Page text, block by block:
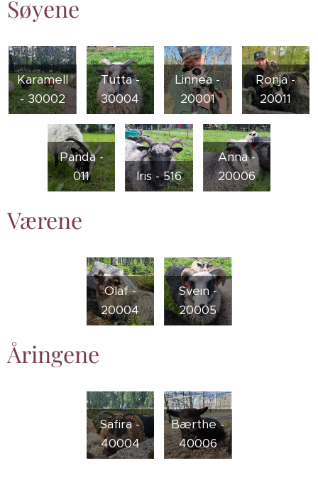
Søyene
Karamell
- 30002
Tutta -
30004
Linnea -
20001
Ronja -
20011
Panda -
011
Iris - 516
Anna -
20006
Værene
Olaf -
20004
Svein -
20005
Åringene
Safira -
40004
Bærthe -
40006